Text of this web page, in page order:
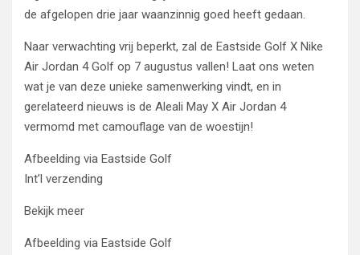
de afgelopen drie jaar waanzinnig goed heeft gedaan.
Naar verwachting vrij beperkt, zal de Eastside Golf X Nike
Air Jordan 4 Golf op 7 augustus vallen! Laat ons weten
wat je van deze unieke samenwerking vindt, en in
gerelateerd nieuws is de Aleali May X Air Jordan 4
vermomd met camouflage van de woestijn!
Afbeelding via Eastside Golf
Int’l verzending
Bekijk meer
Afbeelding via Eastside Golf